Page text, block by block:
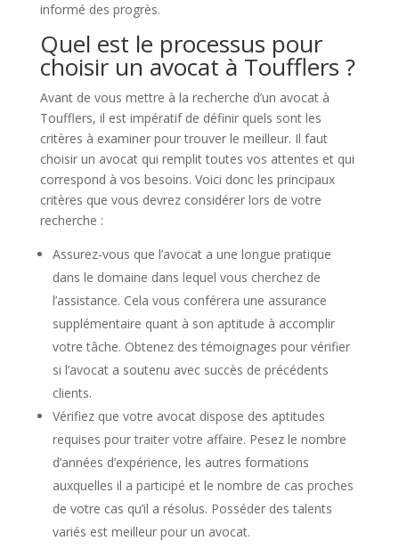
informé des progrès.
Quel est le processus pour
choisir un avocat à Toufflers ?
Avant de vous mettre à la recherche d’un avocat à
Toufflers, il est impératif de définir quels sont les
critères à examiner pour trouver le meilleur. Il faut
choisir un avocat qui remplit toutes vos attentes et qui
correspond à vos besoins. Voici donc les principaux
critères que vous devrez considérer lors de votre
recherche :
Assurez-vous que l’avocat a une longue pratique
dans le domaine dans lequel vous cherchez de
l’assistance. Cela vous conférera une assurance
supplémentaire quant à son aptitude à accomplir
votre tâche. Obtenez des témoignages pour vérifier
si l’avocat a soutenu avec succès de précédents
clients.
Vérifiez que votre avocat dispose des aptitudes
requises pour traiter votre affaire. Pesez le nombre
d’années d’expérience, les autres formations
auxquelles il a participé et le nombre de cas proches
de votre cas qu’il a résolus. Posséder des talents
variés est meilleur pour un avocat.